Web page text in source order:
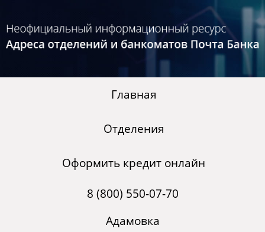
Главная
Отделения
Оформить кредит онлайн
8 (800) 550-07-70
Адамовка